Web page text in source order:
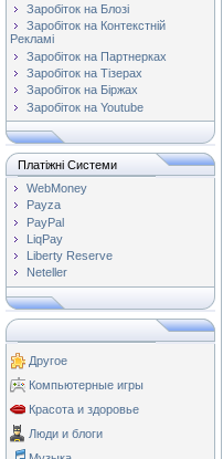
Заробіток на Блозі
Заробіток на Контекстній
Рекламі
Заробіток на Партнерках
Заробіток на Тізерах
Заробіток на Біржах
Заробіток на Youtube
Платіжні Системи
WebMoney
Payza
PayPal
LiqPay
Liberty Reserve
Neteller
Другое
Компьютерные игры
Красота и здоровье
Люди и блоги